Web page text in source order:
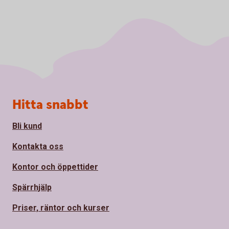
Sidfot
Hitta snabbt
Bli kund
Kontakta oss
Kontor och öppettider
Spärrhjälp
Priser, räntor och kurser